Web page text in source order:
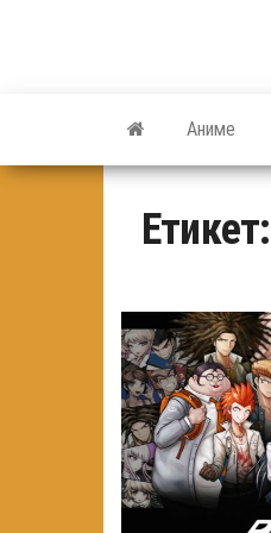
Аниме
Етикет: